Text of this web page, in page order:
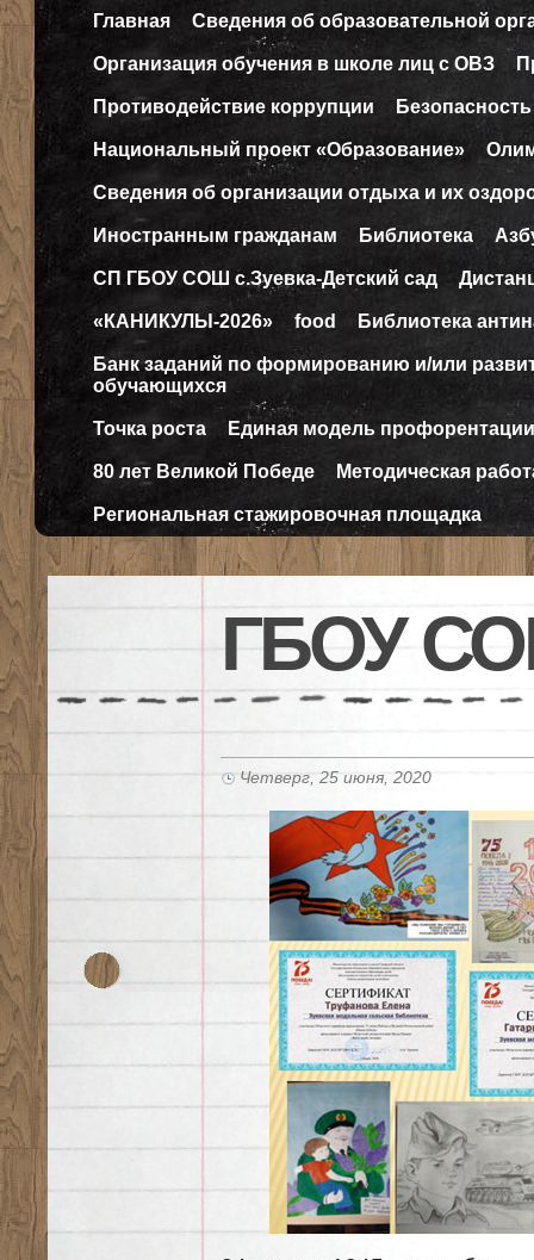
Главная Сведения об образовательной
Организация обучения в школе лиц с ОВЗ
Противодействие коррупции Безопасность
Национальный проект «Образование»
Сведения об организации отдыха и их
Иностранным гражданам Библиотека
СП ГБОУ СОШ с.Зуевка-Детский сад
«КАНИКУЛЫ-2026» food Библиотека
Банк заданий по формированию и/или
обучающихся
Точка роста Единая модель профорентации
80 лет Великой Победе Методическая
Региональная стажировочная площадка
ГБОУ
Четверг, 25 июня, 2020